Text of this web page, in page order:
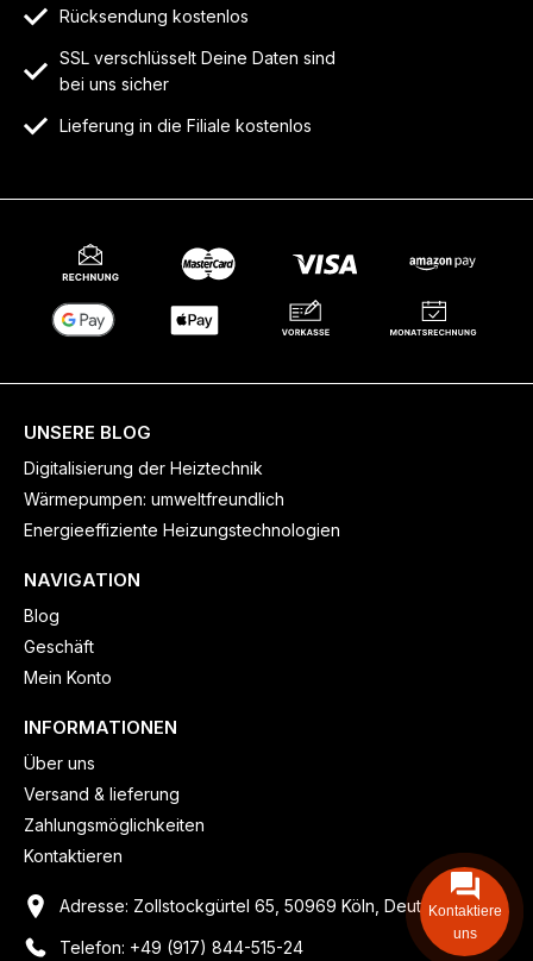
Rücksendung kostenlos
SSL verschlüsselt Deine Daten sind
bei uns sicher
Lieferung in die Filiale kostenlos
UNSERE BLOG
Digitalisierung der Heiztechnik
Wärmepumpen: umweltfreundlich
Energieeffiziente Heizungstechnologien
NAVIGATION
Blog
Geschäft
Mein Konto
INFORMATIONEN
Über uns
Versand & lieferung
Zahlungsmöglichkeiten
Kontaktieren
Adresse: Zollstockgürtel 65, 50969 Köln, Deutschland
Telefon: +49 (917) 844-515-24
Kontaktiere
uns